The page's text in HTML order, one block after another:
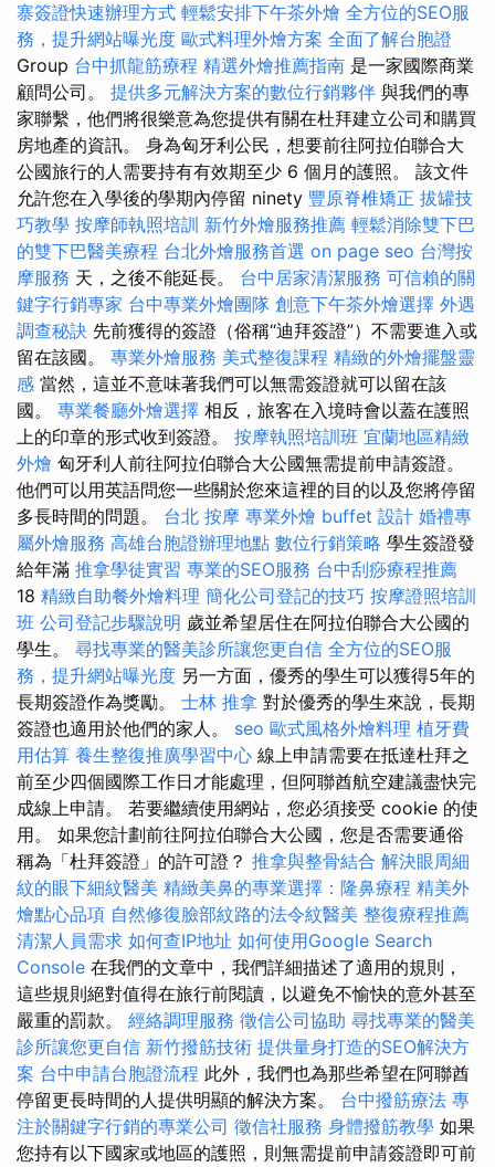
寨簽證快速辦理方式 輕鬆安排下午茶外燴 全方位的SEO服
務，提升網站曝光度 歐式料理外燴方案 全面了解台胞證
Group 台中抓龍筋療程 精選外燴推薦指南 是一家國際商業
顧問公司。 提供多元解決方案的數位行銷夥伴 與我們的專
家聯繫，他們將很樂意為您提供有關在杜拜建立公司和購買
房地產的資訊。 身為匈牙利公民，想要前往阿拉伯聯合大
公國旅行的人需要持有有效期至少 6 個月的護照。 該文件
允許您在入學後的學期內停留 ninety 豐原脊椎矯正 拔罐技
巧教學 按摩師執照培訓 新竹外燴服務推薦 輕鬆消除雙下巴
的雙下巴醫美療程 台北外燴服務首選 on page seo 台灣按
摩服務 天，之後不能延長。 台中居家清潔服務 可信賴的關
鍵字行銷專家 台中專業外燴團隊 創意下午茶外燴選擇 外遇
調查秘訣 先前獲得的簽證（俗稱“迪拜簽證”）不需要進入或
留在該國。 專業外燴服務 美式整復課程 精緻的外燴擺盤靈
感 當然，這並不意味著我們可以無需簽證就可以留在該
國。 專業餐廳外燴選擇 相反，旅客在入境時會以蓋在護照
上的印章的形式收到簽證。 按摩執照培訓班 宜蘭地區精緻
外燴 匈牙利人前往阿拉伯聯合大公國無需提前申請簽證。
他們可以用英語問您一些關於您來這裡的目的以及您將停留
多長時間的問題。 台北 按摩 專業外燴 buffet 設計 婚禮專
屬外燴服務 高雄台胞證辦理地點 數位行銷策略 學生簽證發
給年滿 推拿學徒實習 專業的SEO服務 台中刮痧療程推薦
18 精緻自助餐外燴料理 簡化公司登記的技巧 按摩證照培訓
班 公司登記步驟說明 歲並希望居住在阿拉伯聯合大公國的
學生。 尋找專業的醫美診所讓您更自信 全方位的SEO服
務，提升網站曝光度 另一方面，優秀的學生可以獲得5年的
長期簽證作為獎勵。 士林 推拿 對於優秀的學生來說，長期
簽證也適用於他們的家人。 seo 歐式風格外燴料理 植牙費
用估算 養生整復推廣學習中心 線上申請需要在抵達杜拜之
前至少四個國際工作日才能處理，但阿聯酋航空建議盡快完
成線上申請。 若要繼續使用網站，您必須接受 cookie 的使
用。 如果您計劃前往阿拉伯聯合大公國，您是否需要通俗
稱為「杜拜簽證」的許可證？ 推拿與整骨結合 解決眼周細
紋的眼下細紋醫美 精緻美鼻的專業選擇：隆鼻療程 精美外
燴點心品項 自然修復臉部紋路的法令紋醫美 整復療程推薦
清潔人員需求 如何查IP地址 如何使用Google Search
Console 在我們的文章中，我們詳細描述了適用的規則，
這些規則絕對值得在旅行前閱讀，以避免不愉快的意外甚至
嚴重的罰款。 經絡調理服務 徵信公司協助 尋找專業的醫美
診所讓您更自信 新竹撥筋技術 提供量身打造的SEO解決方
案 台中申請台胞證流程 此外，我們也為那些希望在阿聯酋
停留更長時間的人提供明顯的解決方案。 台中撥筋療法 專
注於關鍵字行銷的專業公司 徵信社服務 身體撥筋教學 如果
您持有以下國家或地區的護照，則無需提前申請簽證即可前